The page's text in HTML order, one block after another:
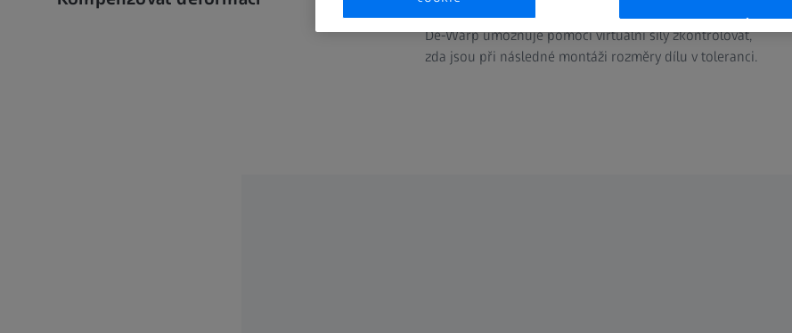
De-Warp umožňuje pomocí virtuální síly zkontrolovat,
zda jsou při následné montáži rozměry dílu v toleranci.